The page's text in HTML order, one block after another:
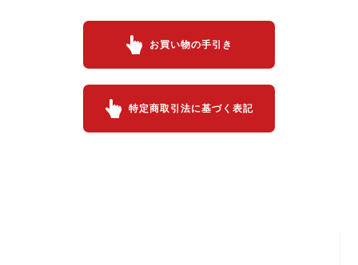
お買い物の手引き
特定商取引法に基づく表記